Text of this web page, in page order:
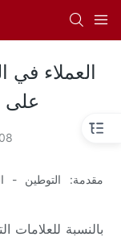
على
مقدمة: التوطين -
بالنسبة للعلامات